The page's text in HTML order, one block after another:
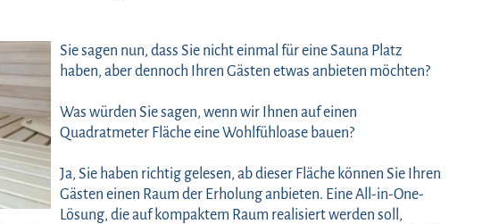
Sie sagen nun, dass Sie nicht einmal für eine Sauna Platz
haben, aber dennoch Ihren Gästen etwas anbieten möchten?
Was würden Sie sagen, wenn wir Ihnen auf einen
Quadratmeter Fläche eine Wohlfühloase bauen?
Ja, Sie haben richtig gelesen, ab dieser Fläche können Sie Ihren
Gästen einen Raum der Erholung anbieten. Eine All-in-One-
Lösung, die auf kompaktem Raum realisiert werden soll,